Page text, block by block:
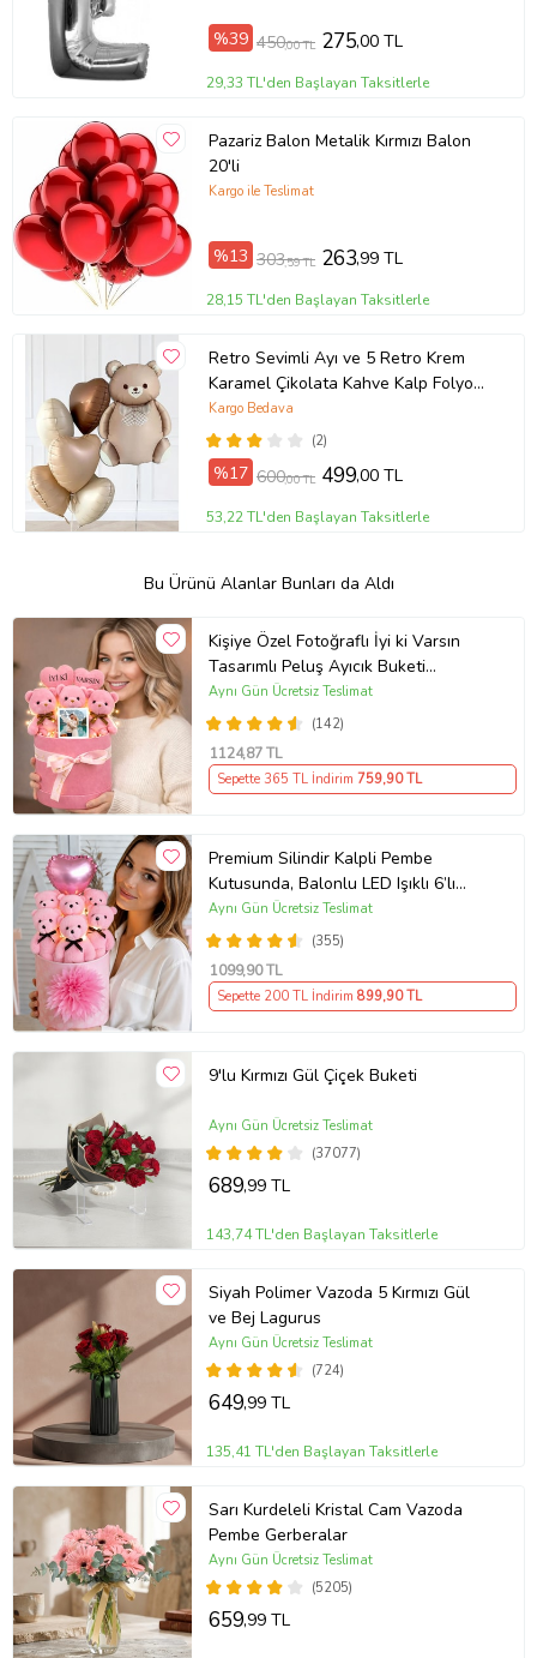
%39 450,00 TL 275,00 TL
29,33 TL'den Başlayan Taksitlerle
Pazariz Balon Metalik Kırmızı Balon
20'li
Kargo ile Teslimat
%13 303,59 TL 263,99 TL
28,15 TL'den Başlayan Taksitlerle
Retro Sevimli Ayı ve 5 Retro Krem
Karamel Çikolata Kahve Kalp Folyo
Balon Seti
(2)
Kargo Bedava
%17 600,00 TL 499,00 TL
53,22 TL'den Başlayan Taksitlerle
Bu Ürünü Alanlar Bunları da Aldı
Kişiye Özel Fotoğraflı İyi ki Varsın
Tasarımlı Peluş Ayıcık Buketi
(Pembe)
(142)
Aynı Gün Ücretsiz Teslimat
1124,87 TL
Sepette 365 TL İndirim 759,90 TL
Premium Silindir Kalpli Pembe
Kutusunda, Balonlu LED Işıklı 6’lı
Pembe Ayıcık Buketi Arkadaşa
Sevgiliye Hediye
(355)
Aynı Gün Ücretsiz Teslimat
1099,90 TL
Sepette 200 TL İndirim 899,90 TL
9'lu Kırmızı Gül Çiçek Buketi
(37077)
Aynı Gün Ücretsiz Teslimat
689,99 TL
143,74 TL'den Başlayan Taksitlerle
Siyah Polimer Vazoda 5 Kırmızı Gül
ve Bej Lagurus
(724)
Aynı Gün Ücretsiz Teslimat
649,99 TL
135,41 TL'den Başlayan Taksitlerle
Sarı Kurdeleli Kristal Cam Vazoda
Pembe Gerberalar
(5205)
Aynı Gün Ücretsiz Teslimat
659,99 TL